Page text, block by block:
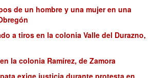
de un hombre y una mujer en una
a tiros en la colonia Valle del Durazno,
la colonia Ramírez, de Zamora
exige justicia durante protesta en